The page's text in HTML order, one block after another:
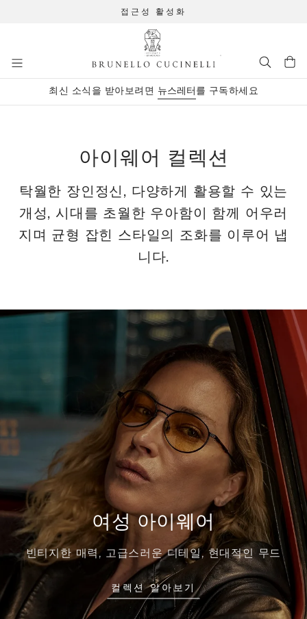
접근성 활성화
최신 소식을 받아보려면 뉴스레터를 구독하세요
아이웨어 컬렉션
탁월한 장인정신, 다양하게 활용할 수 있는
개성, 시대를 초월한 우아함이 함께 어우러
지며 균형 잡힌 스타일의 조화를 이루어 냅
니다.
여성 아이웨어
빈티지한 매력, 고급스러운 디테일, 현대적인 무드
컬렉션 알아보기